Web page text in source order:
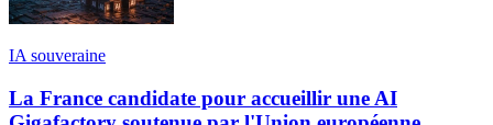
IA souveraine
La France candidate pour accueillir une AI